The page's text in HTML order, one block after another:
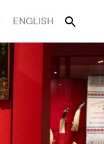
ENGLISH